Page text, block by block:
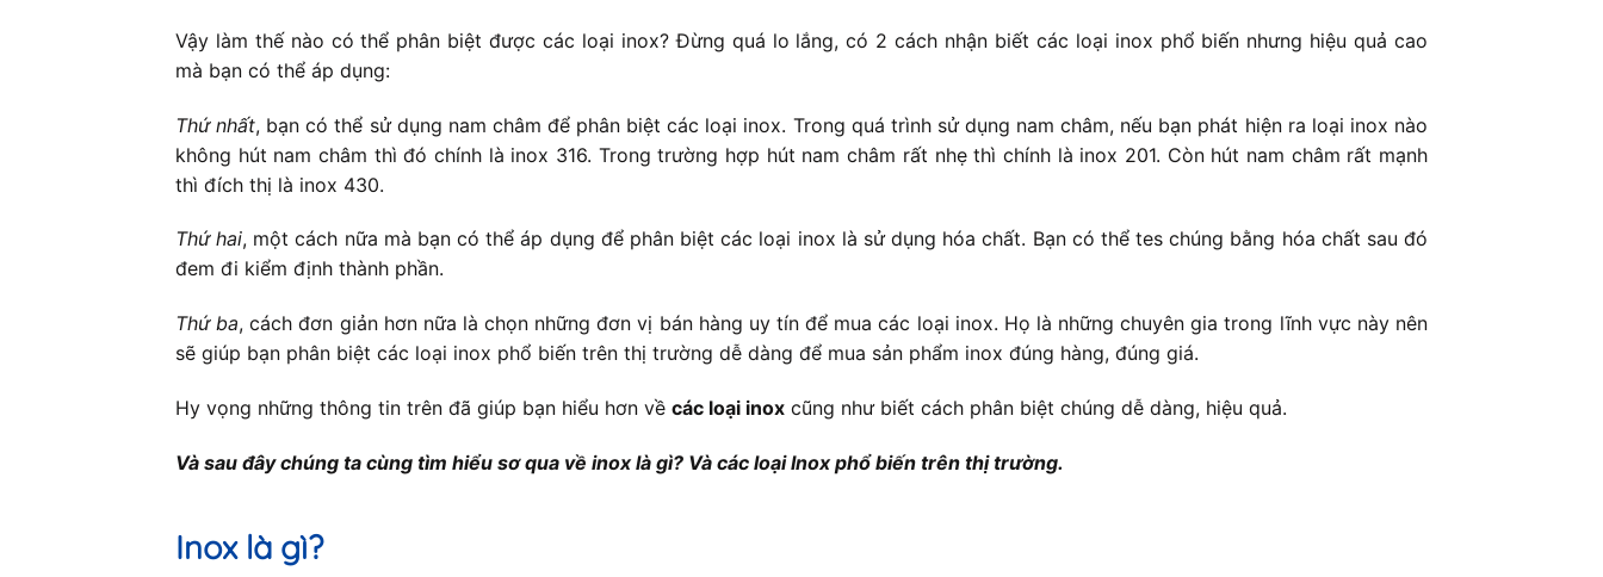
Vậy làm thế nào có thể phân biệt được các loại inox? Đừng quá lo lắng, có 2 cách nhận biết các loại inox phổ biến nhưng hiệu quả cao
mà bạn có thể áp dụng:
Thứ nhất, bạn có thể sử dụng nam châm để phân biệt các loại inox. Trong quá trình sử dụng nam châm, nếu bạn phát hiện ra loại inox nào
không hút nam châm thì đó chính là inox 316. Trong trường hợp hút nam châm rất nhẹ thì chính là inox 201. Còn hút nam châm rất mạnh
thì đích thị là inox 430.
Thứ hai, một cách nữa mà bạn có thể áp dụng để phân biệt các loại inox là sử dụng hóa chất. Bạn có thể tes chúng bằng hóa chất sau đó
đem đi kiểm định thành phần.
Thứ ba, cách đơn giản hơn nữa là chọn những đơn vị bán hàng uy tín để mua các loại inox. Họ là những chuyên gia trong lĩnh vực này nên
sẽ giúp bạn phân biệt các loại inox phổ biến trên thị trường dễ dàng để mua sản phẩm inox đúng hàng, đúng giá.
Hy vọng những thông tin trên đã giúp bạn hiểu hơn về các loại inox cũng như biết cách phân biệt chúng dễ dàng, hiệu quả.
Và sau đây chúng ta cùng tìm hiểu sơ qua về inox là gì? Và các loại Inox phổ biến trên thị trường.
Inoxlà gì?